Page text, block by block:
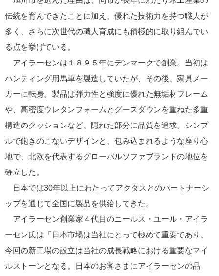
伝統を育んできたことに加え、優れた技術力を持つ職人が
多く、さらに次世代の職人育成にも積極的に取り組んでい
る点を挙げている。
アイラーセンは１８９５年にデンマークで創業。当初は
ハンティング用馬車を製造していたが、その後、家具メー
カーに転身。製品は弾力性と強度に優れた無垢材フレーム
や、高密度ウレタンフォームとグースダウンを重ねた多重
構造のクッションなど、隠れた部分に品質を追求。シンプ
ルで飽きのこないデザインと、包み込まれるような座り心
地で、北欧を代表するグローバルソファブランドの地位を
確立した。
日本では30年以上にわたってアクタスとのパートナーシ
ップを通じて全国に製品を供給してきた。
アイラーセン創業家４代目のニールス・ユール・アイラ
ーセン氏は「日本市場は当社にとって極めて重要であり、
今回の新工場の設立は当社の成長戦略における重要なマイ
ルストーンとなる。日本のお客さまにアイラーセンの品